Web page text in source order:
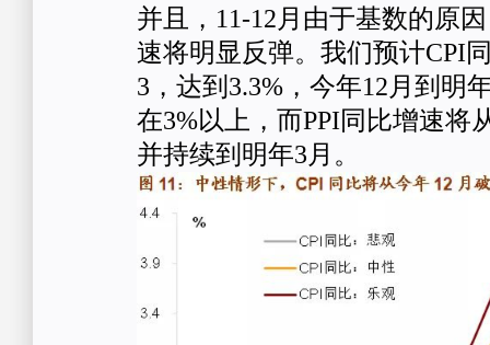
并且，11-12月由于基数的原
速将明显反弹。我们预计CPI
3，达到3.3%，今年12月到明
在3%以上，而PPI同比增速将
并持续到明年3月。